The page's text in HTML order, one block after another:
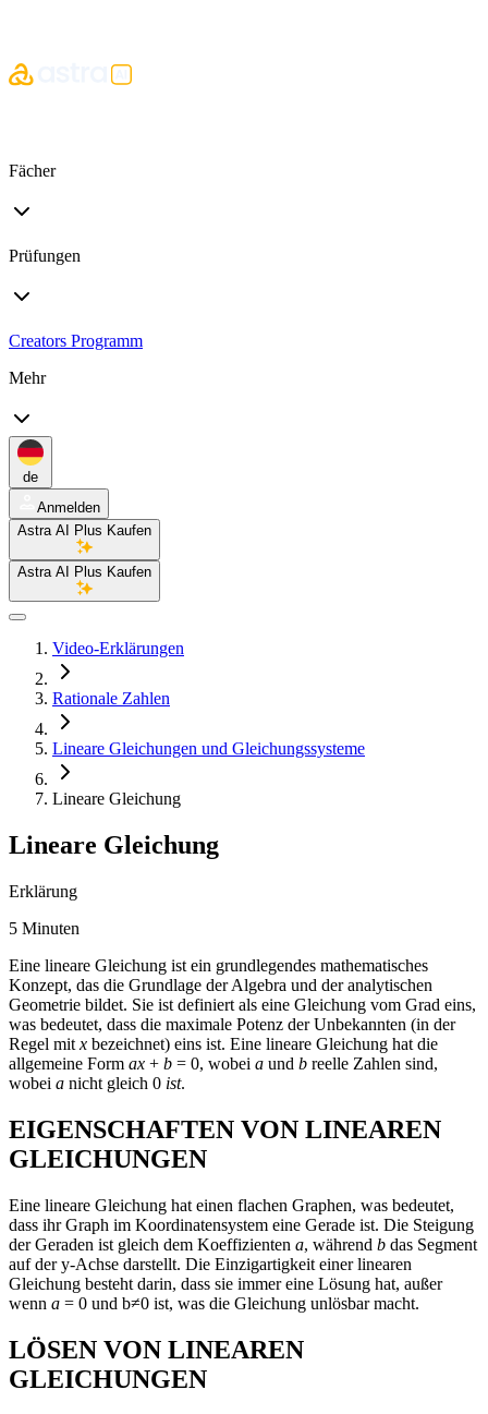
Fächer
Prüfungen
Creators Programm
Mehr
de
Anmelden
Astra AI Plus Kaufen
Astra AI Plus Kaufen
Video-Erklärungen
Rationale Zahlen
Lineare Gleichungen und Gleichungssysteme
Lineare Gleichung
Lineare Gleichung
Erklärung
5 Minuten
Eine lineare Gleichung ist ein grundlegendes mathematisches
Konzept, das die Grundlage der Algebra und der analytischen
Geometrie bildet. Sie ist definiert als eine Gleichung vom Grad eins,
was bedeutet, dass die maximale Potenz der Unbekannten (in der
Regel mit x bezeichnet) eins ist. Eine lineare Gleichung hat die
allgemeine Form ax + b = 0, wobei a und b reelle Zahlen sind,
wobei a nicht gleich 0 ist.
EIGENSCHAFTEN VON LINEAREN
GLEICHUNGEN
Eine lineare Gleichung hat einen flachen Graphen, was bedeutet,
dass ihr Graph im Koordinatensystem eine Gerade ist. Die Steigung
der Geraden ist gleich dem Koeffizienten a, während b das Segment
auf der y-Achse darstellt. Die Einzigartigkeit einer linearen
Gleichung besteht darin, dass sie immer eine Lösung hat, außer
wenn a = 0 und b≠0 ist, was die Gleichung unlösbar macht.
LÖSEN VON LINEAREN
GLEICHUNGEN